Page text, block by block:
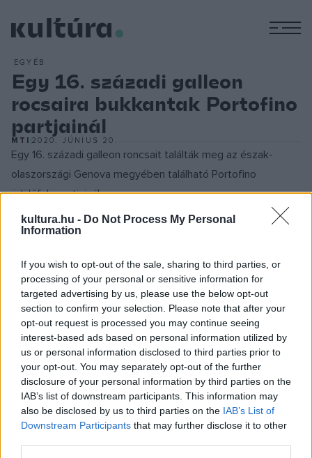
kultura.hu - Do Not Process My Personal
Information
If you wish to opt-out of the sale, sharing to third parties, or
processing of your personal or sensitive information for
targeted advertising by us, please use the below opt-out
section to confirm your selection. Please note that after your
opt-out request is processed you may continue seeing
interest-based ads based on personal information utilized by
us or personal information disclosed to third parties prior to
your opt-out. You may separately opt-out of the further
disclosure of your personal information by third parties on the
IAB’s list of downstream participants. This information may
also be disclosed by us to third parties on the IAB’s List of
Downstream Participants that may further disclose it to other
EGYÉB
Egy 16. századi galleon
rocsaira bukkantak Portofino
partjainál
MTI 2020. JÚNIUS 20.
Egy 16. századi galleon roncsait találták meg az észak-
olaszországi Genova megyében található Portofino
üdülőfalu partjainál.
Feltételezhetően az 1579-ben Portofinónál elsüllyedt Santo
legnagyobb olasz galleon ötven méteres mélységben
fekszik. A lelet attól rendkívüli, hogy Olaszországban eddig
egyetlen galleont sem találtak ebből a korszakból. A Santo
Spiritót egyébként már az 1970-es évek óta keresik
Portofino térségében.
A halászhálók takarta roncsot két búvár fedezte fel, akik
értesítették az olasz műemlékvédelmi hatóságot.
A Santo Spirito Spanyolországból jövet került súlyos viharba